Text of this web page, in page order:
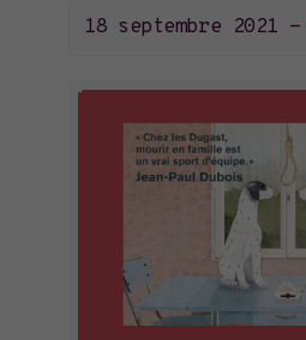
18 septembre 2021 -